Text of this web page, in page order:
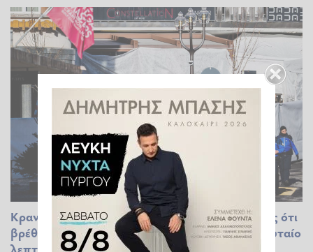
Κραν Μοντανά: Διαψεύδει ο αδερφός της Αλίκης ότι
βρέθηκε νεκρή - «Προσευχηθείτε μέχρι το τελευταίο
λεπτό»